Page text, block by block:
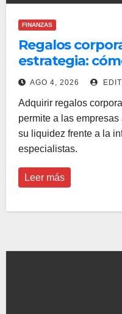
FINANZAS
Regalos
estrategia:
de fin de año
AGO 4, 2026
Adquirir regalos
permite a las
su liquidez frente a la
especialistas.
Leer más